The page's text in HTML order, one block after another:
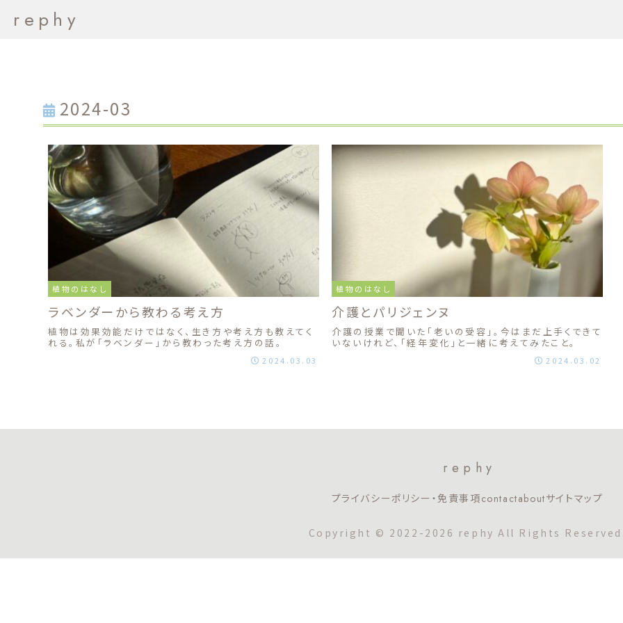
rephy
2024-03
植物のはなし
ラベンダーから教わる考え方
植物は効果効能だけではなく、生き方や考え方も教えてく
れる。私が「ラベンダー」から教わった考え方の話。
2024.03.03
植物のはなし
介護とパリジェンヌ
介護の授業で聞いた「老いの受容」。今はまだ上手くできて
いないけれど、「経年変化」と一緒に考えてみたこと。
2024.03.02
rephy
プライバシーポリシー・免責事項contactaboutサイトマップ
Copyright © 2022-2026 rephy All Rights